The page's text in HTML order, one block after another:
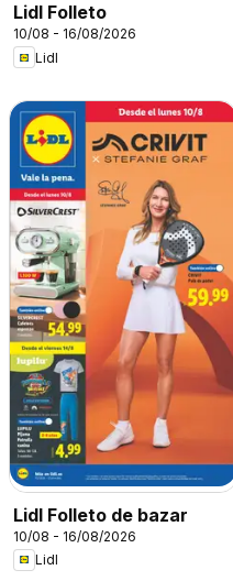
Lidl Folleto
10/08 - 16/08/2026
Lidl
Lidl Folleto de bazar
10/08 - 16/08/2026
Lidl